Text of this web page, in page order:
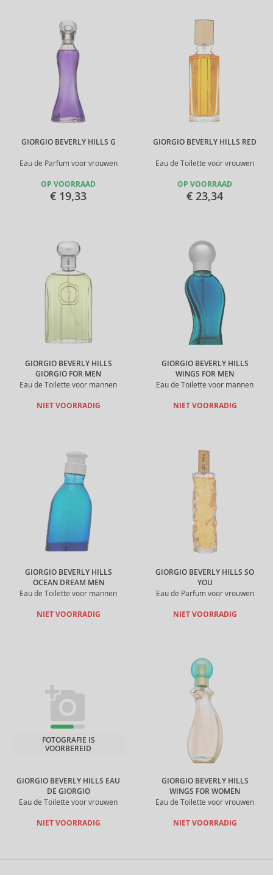
GIORGIO BEVERLY HILLS G
Eau de Parfum voor vrouwen
OP VOORRAAD
€ 19,33
GIORGIO BEVERLY HILLS RED
Eau de Toilette voor vrouwen
OP VOORRAAD
€ 23,34
GIORGIO BEVERLY HILLS
GIORGIO FOR MEN
Eau de Toilette voor mannen
NIET VOORRADIG
GIORGIO BEVERLY HILLS
WINGS FOR MEN
Eau de Toilette voor mannen
NIET VOORRADIG
GIORGIO BEVERLY HILLS
OCEAN DREAM MEN
Eau de Toilette voor mannen
NIET VOORRADIG
GIORGIO BEVERLY HILLS SO
YOU
Eau de Parfum voor vrouwen
NIET VOORRADIG
GIORGIO BEVERLY HILLS EAU
DE GIORGIO
Eau de Toilette voor vrouwen
FOTOGRAFIE IS
VOORBEREID
NIET VOORRADIG
GIORGIO BEVERLY HILLS
WINGS FOR WOMEN
Eau de Toilette voor vrouwen
NIET VOORRADIG